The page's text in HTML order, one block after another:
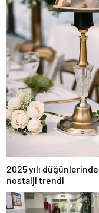
2025 yılı düğünlerinde
nostalji trendi